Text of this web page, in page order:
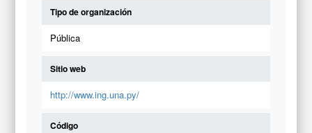
Tipo de organización
Pública
Sitio web
http://www.ing.una.py/
Código